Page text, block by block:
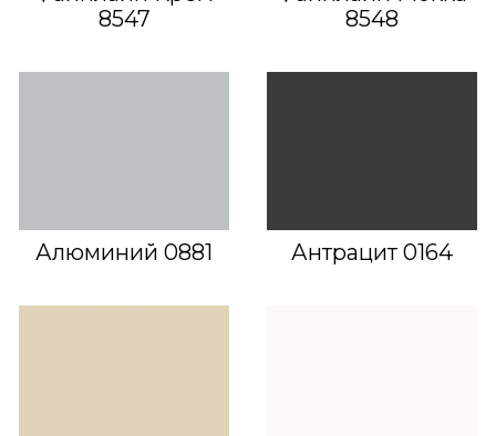
8547
8548
Алюминий 0881 Антрацит 0164